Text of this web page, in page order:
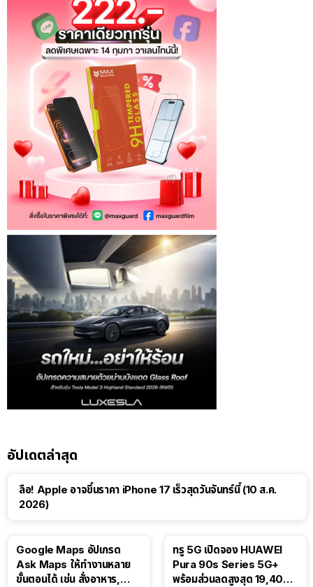
อัปเดตล่าสุด
ลือ! Apple อาจขึ้นราคา iPhone 17 เร็วสุดวันจันทร์นี้ (10 ส.ค.
2026)
Google Maps อัปเกรด
Ask Maps ให้ทำงานหลาย
ขั้นตอนได้ เช่น สั่งอาหาร,
ทรู 5G เปิดจอง HUAWEI
Pura 90s Series 5G+
พร้อมส่วนลดสูงสุด 19,400